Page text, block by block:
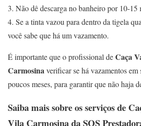
3. Não dê descarga no banheiro por 10-15
4. Se a tinta vazou para dentro da tigela
você sabe que há um vazamento.
É importante que o profissional deCaça
Carmosinaverificar se há vazamentos em
poucos meses, para garantir que não haja
Saiba mais sobre os serviços de
Vila Carmosinada SOS